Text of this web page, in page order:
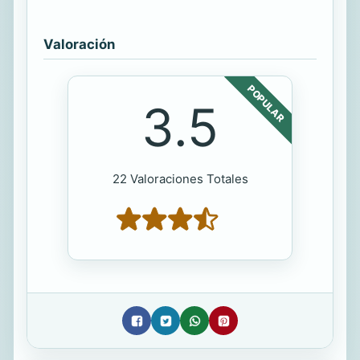
Valoración
POPULAR
3.5
22 Valoraciones Totales